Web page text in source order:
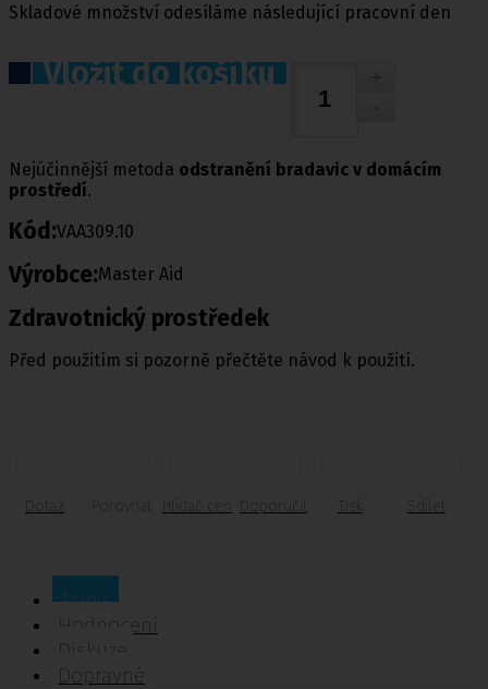
Skladové množství odesíláme následující pracovní den
Vložit do košíku
Nejúčinnější metoda odstranění bradavic v domácím
prostředí.
Kód:VAA309.10
Výrobce:Master Aid
Zdravotnický prostředek
Před použitím si pozorně přečtěte návod k použití.
Dotaz Porovnat Doporučit Tisk Sdílet
Popis
Hodnocení
Diskuze
Dopravné